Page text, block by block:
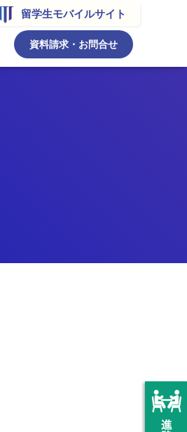
留学生モバイルサイト
資料請求・お問合せ